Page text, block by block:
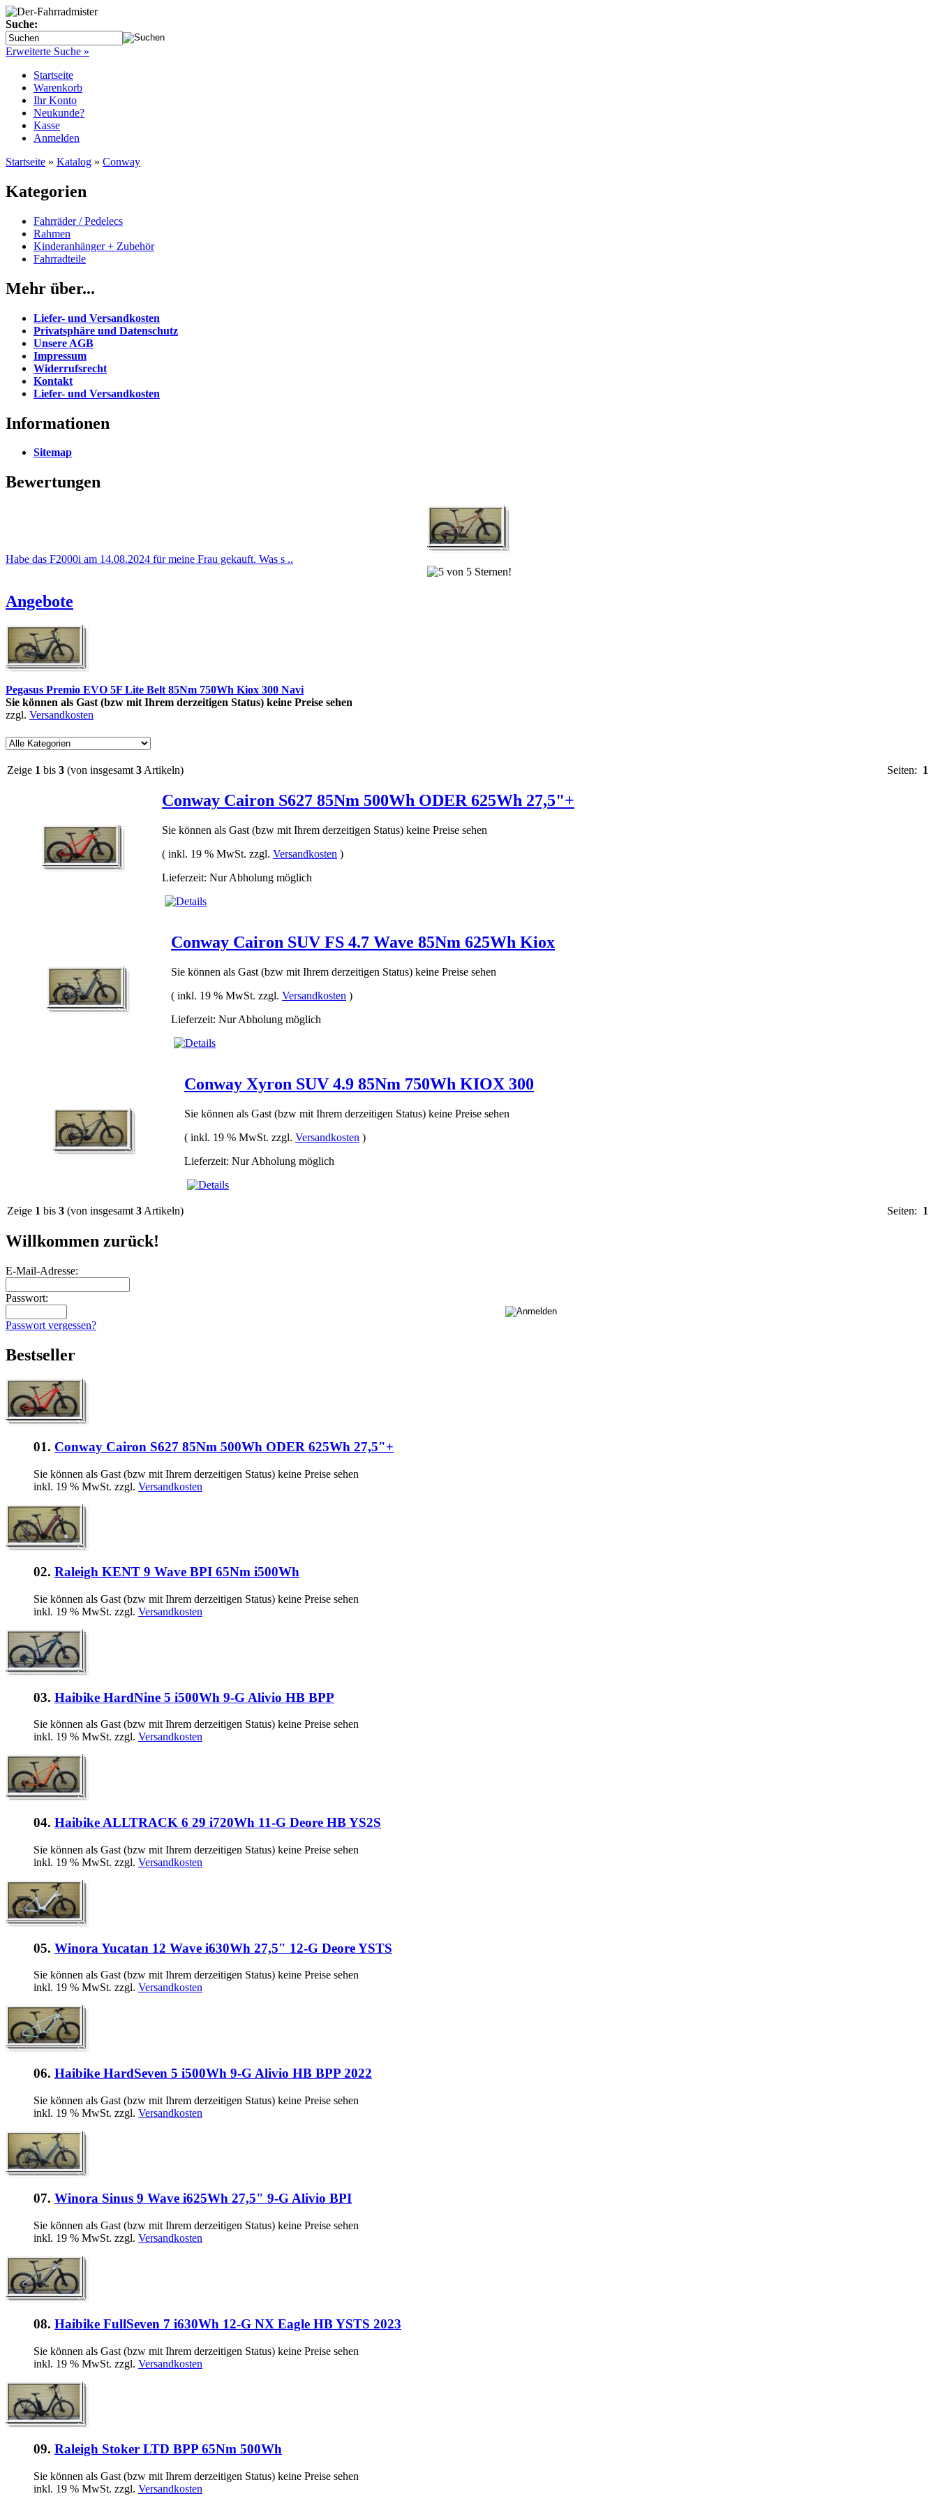
Suche:
Erweiterte Suche »
Startseite
Warenkorb
Ihr Konto
Neukunde?
Kasse
Anmelden
Startseite » Katalog » Conway
Kategorien
Fahrräder / Pedelecs
Rahmen
Kinderanhänger + Zubehör
Fahrradteile
Mehr über...
Liefer- und Versandkosten
Privatsphäre und Datenschutz
Unsere AGB
Impressum
Widerrufsrecht
Kontakt
Liefer- und Versandkosten
Informationen
Sitemap
Bewertungen
Habe das F2000i am 14.08.2024 für meine Frau gekauft. Was s ..
Angebote
Pegasus Premio EVO 5F Lite Belt 85Nm 750Wh Kiox 300 Navi
Sie können als Gast (bzw mit Ihrem derzeitigen Status) keine Preise sehen
zzgl. Versandkosten
Zeige 1 bis 3 (von insgesamt 3 Artikeln) Seiten: 1
Conway Cairon S627 85Nm 500Wh ODER 625Wh 27,5"+
Sie können als Gast (bzw mit Ihrem derzeitigen Status) keine Preise sehen
( inkl. 19 % MwSt. zzgl. Versandkosten )
Lieferzeit: Nur Abholung möglich
Conway Cairon SUV FS 4.7 Wave 85Nm 625Wh Kiox
Sie können als Gast (bzw mit Ihrem derzeitigen Status) keine Preise sehen
( inkl. 19 % MwSt. zzgl. Versandkosten )
Lieferzeit: Nur Abholung möglich
Conway Xyron SUV 4.9 85Nm 750Wh KIOX 300
Sie können als Gast (bzw mit Ihrem derzeitigen Status) keine Preise sehen
( inkl. 19 % MwSt. zzgl. Versandkosten )
Lieferzeit: Nur Abholung möglich
Zeige 1 bis 3 (von insgesamt 3 Artikeln) Seiten: 1
Willkommen zurück!
E-Mail-Adresse:
Passwort:
Passwort vergessen?
Bestseller
01. Conway Cairon S627 85Nm 500Wh ODER 625Wh 27,5"+
Sie können als Gast (bzw mit Ihrem derzeitigen Status) keine Preise sehen
inkl. 19 % MwSt. zzgl. Versandkosten
02. Raleigh KENT 9 Wave BPI 65Nm i500Wh
Sie können als Gast (bzw mit Ihrem derzeitigen Status) keine Preise sehen
inkl. 19 % MwSt. zzgl. Versandkosten
03. Haibike HardNine 5 i500Wh 9-G Alivio HB BPP
Sie können als Gast (bzw mit Ihrem derzeitigen Status) keine Preise sehen
inkl. 19 % MwSt. zzgl. Versandkosten
04. Haibike ALLTRACK 6 29 i720Wh 11-G Deore HB YS2S
Sie können als Gast (bzw mit Ihrem derzeitigen Status) keine Preise sehen
inkl. 19 % MwSt. zzgl. Versandkosten
05. Winora Yucatan 12 Wave i630Wh 27,5" 12-G Deore YSTS
Sie können als Gast (bzw mit Ihrem derzeitigen Status) keine Preise sehen
inkl. 19 % MwSt. zzgl. Versandkosten
06. Haibike HardSeven 5 i500Wh 9-G Alivio HB BPP 2022
Sie können als Gast (bzw mit Ihrem derzeitigen Status) keine Preise sehen
inkl. 19 % MwSt. zzgl. Versandkosten
07. Winora Sinus 9 Wave i625Wh 27,5" 9-G Alivio BPI
Sie können als Gast (bzw mit Ihrem derzeitigen Status) keine Preise sehen
inkl. 19 % MwSt. zzgl. Versandkosten
08. Haibike FullSeven 7 i630Wh 12-G NX Eagle HB YSTS 2023
Sie können als Gast (bzw mit Ihrem derzeitigen Status) keine Preise sehen
inkl. 19 % MwSt. zzgl. Versandkosten
09. Raleigh Stoker LTD BPP 65Nm 500Wh
Sie können als Gast (bzw mit Ihrem derzeitigen Status) keine Preise sehen
inkl. 19 % MwSt. zzgl. Versandkosten